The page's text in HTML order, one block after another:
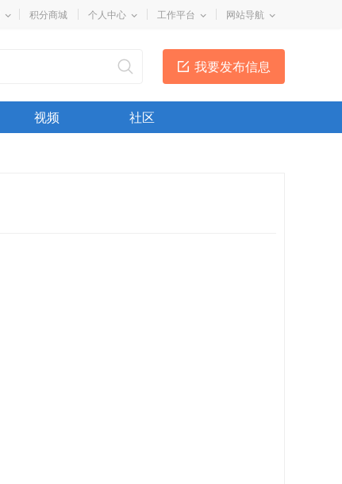
积分商城 个人中心 工作平台 网站导航
我要发布信息
视频 社区